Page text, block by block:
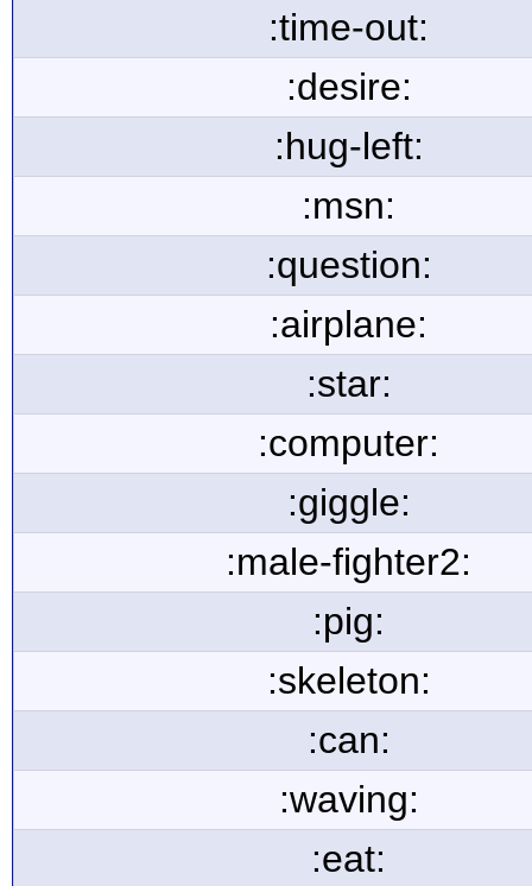
:time-out:
:desire:
:hug-left:
:msn:
:question:
:airplane:
:star:
:computer:
:giggle:
:male-fighter2:
:pig:
:skeleton:
:can:
:waving:
:eat: